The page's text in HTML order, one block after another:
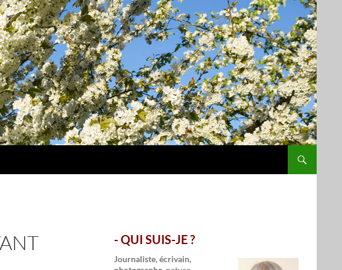
- QUI SUIS-JE ?
Journaliste, écrivain,